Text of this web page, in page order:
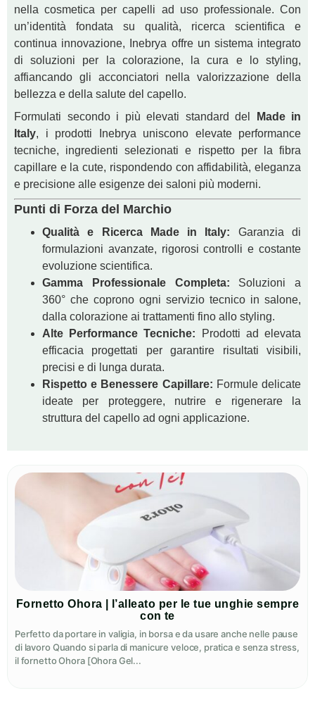
nella cosmetica per capelli ad uso professionale. Con
un’identità fondata su qualità, ricerca scientifica e
continua innovazione, Inebrya offre un sistema integrato
di soluzioni per la colorazione, la cura e lo styling,
affiancando gli acconciatori nella valorizzazione della
bellezza e della salute del capello.
Formulati secondo i più elevati standard del
Made in
Italy, i prodotti Inebrya uniscono elevate performance
tecniche, ingredienti selezionati e rispetto per la fibra
capillare e la cute, rispondendo con affidabilità, eleganza
e precisione alle esigenze dei saloni più moderni.
Punti di Forza del Marchio
Qualità e Ricerca Made in Italy: Garanzia di
formulazioni avanzate, rigorosi controlli e costante
evoluzione scientifica.
Gamma Professionale Completa: Soluzioni a
360° che coprono ogni servizio tecnico in salone,
dalla colorazione ai trattamenti fino allo styling.
Alte Performance Tecniche: Prodotti ad elevata
efficacia progettati per garantire risultati visibili,
precisi e di lunga durata.
Rispetto e Benessere Capillare: Formule delicate
ideate per proteggere, nutrire e rigenerare la
struttura del capello ad ogni applicazione.
Fornetto Ohora | l’alleato per le tue unghie sempre
con te
Perfetto da portare in valigia, in borsa e da usare anche nelle pause
di lavoro Quando si parla di manicure veloce, pratica e senza stress,
il fornetto Ohora [Ohora Gel...